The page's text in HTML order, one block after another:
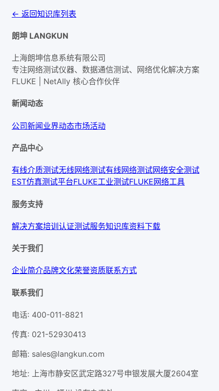
← 返回知识库列表
朗坤 LANGKUN
上海朗坤信息系统有限公司
专注网络测试仪器、数据通信测试、网络优化解决方案
FLUKE | NetAlly 核心合作伙伴
新闻动态
公司新闻业界动态市场活动
产品中心
有线介质测试无线网络测试有线网络测试网络安全测试
EST仿真测试平台FLUKE工业测试FLUKE网络工具
服务支持
解决方案培训认证测试服务知识库资料下载
关于我们
企业简介品牌文化荣誉资质联系方式
联系我们
电话: 400-011-8821
传真: 021-52930413
邮箱: sales@langkun.com
地址:
上海市静安区武定路327号申银发展大厦2604室